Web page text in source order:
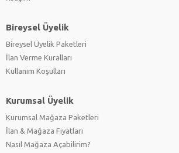
Bireysel Üyelik
Bireysel Üyelik Paketleri
İlan Verme Kuralları
Kullanım Koşulları
Kurumsal Üyelik
Kurumsal Mağaza Paketleri
İlan & Mağaza Fiyatları
Nasıl Mağaza Açabilirim?